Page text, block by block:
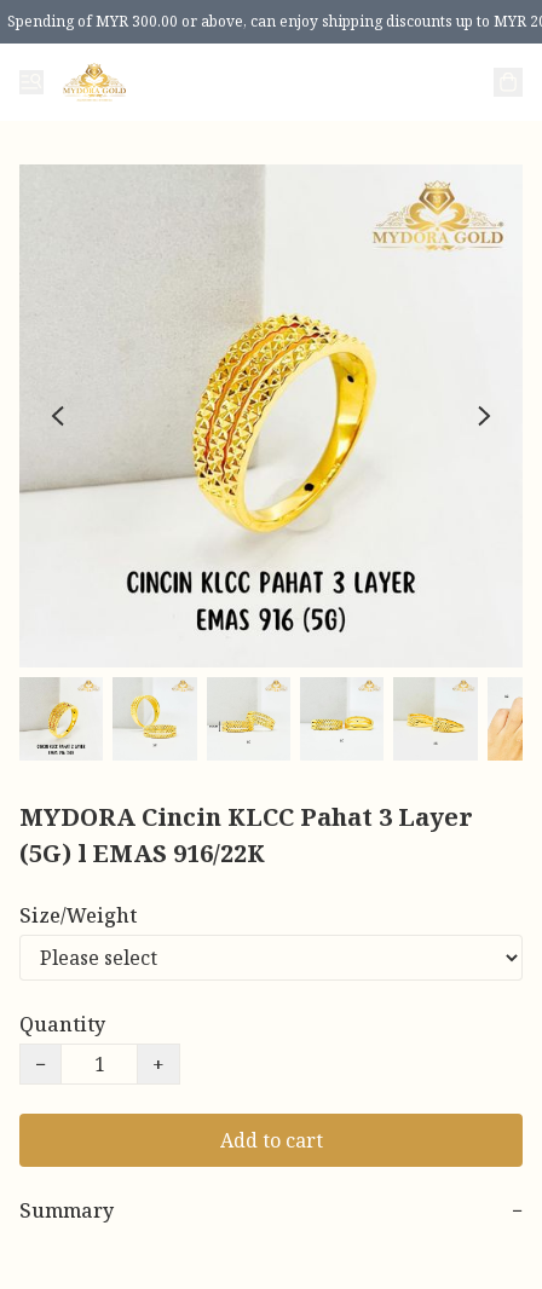
Spending of MYR 300.00 or above, can enjoy shipping discounts up to MYR
MYDORA Cincin KLCC Pahat 3 Layer
(5G) l EMAS 916/22K
Size/Weight
Quantity
−
+
Add to cart
Summary −